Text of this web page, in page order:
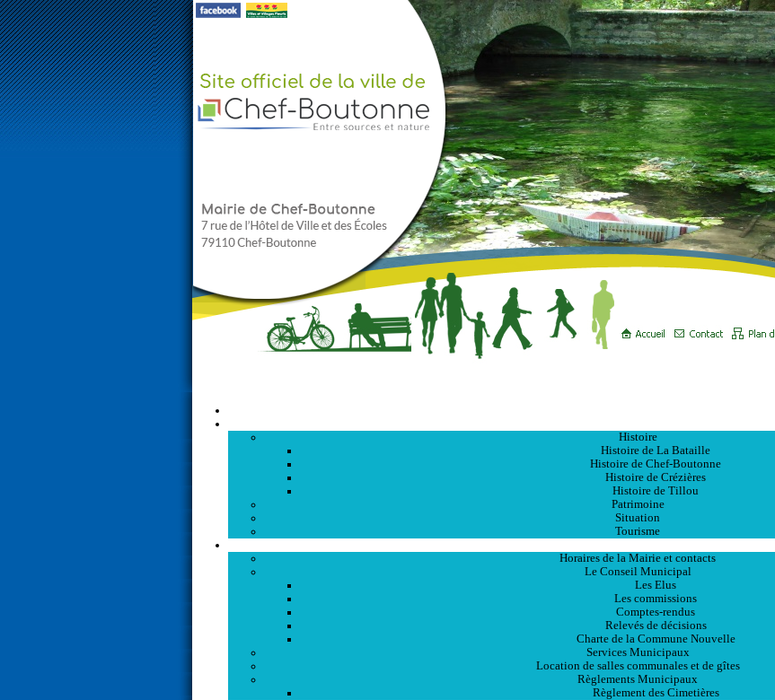
Histoire
Histoire de La Bataille
Histoire de Chef-Boutonne
Histoire de Crézières
Histoire de Tillou
Patrimoine
Situation
Tourisme
Horaires de la Mairie et contacts
Le Conseil Municipal
Les Elus
Les commissions
Comptes-rendus
Relevés de décisions
Charte de la Commune Nouvelle
Services Municipaux
Location de salles communales et de gîtes
Règlements Municipaux
Règlement des Cimetières